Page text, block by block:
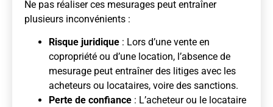
Ne pas réaliser ces mesurages peut entraîner
plusieurs inconvénients :
Risque juridique : Lors d’une vente en
copropriété ou d’une location, l’absence de
mesurage peut entraîner des litiges avec les
acheteurs ou locataires, voire des sanctions.
Perte de confiance : L’acheteur ou le locataire